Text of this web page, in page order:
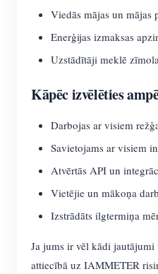
Viedās mājas un mājas
Enerģijas izmaksas
Uzstādītāji meklē
Kāpēc izvēlēties
Darbojas ar visiem
Savietojams ar visiem
Atvērtās API un
Vietējie un mākoņa
Izstrādāts ilgtermiņa
Ja jums ir vēl kādi jautājumi
attiecībā uz IAMMETER